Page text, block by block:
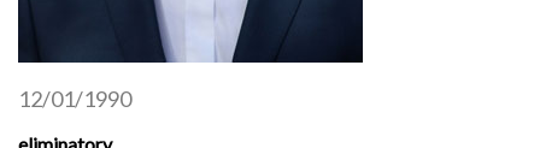
12/01/1990